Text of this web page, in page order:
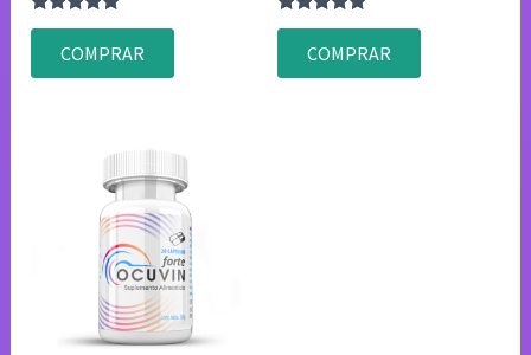
Valorado
4.80
de 5
COMPRAR
Valorado
4.75
de 5
COMPRAR